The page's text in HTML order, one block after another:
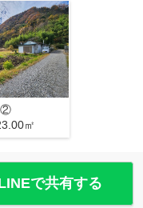
②
㎡
で共有する